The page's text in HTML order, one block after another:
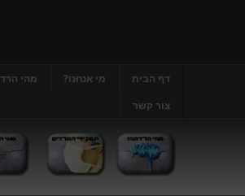
דף הבית מי אנחנו? מהי
צור קשר